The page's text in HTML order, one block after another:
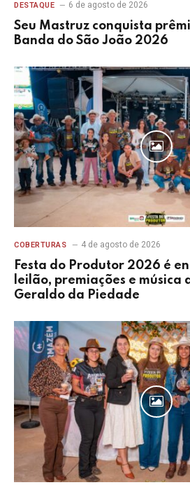
DESTAQUE 6 de agosto de 2026
Seu Mastruz conquista
Banda do São João 2026
COBERTURAS 4 de agosto de 2026
Festa do Produtor 2026 é
leilão, premiações e música
Geraldo da Piedade